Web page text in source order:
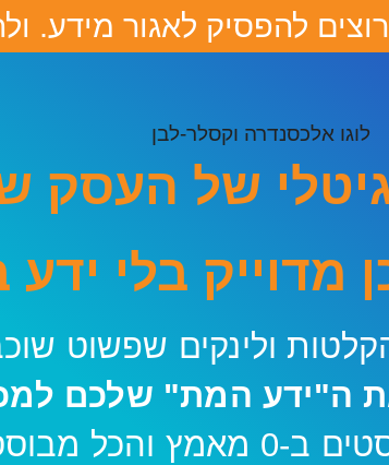
להפסיק לאגור מידע.
של העסק
מדוייק בלי ידע
ולינקים שפשוט
ה"ידע המת" שלכם
מצגות, תסריטים ופודקאסטים ב-0